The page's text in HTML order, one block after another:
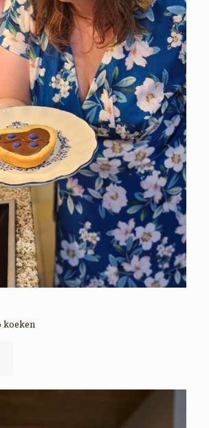
koeken